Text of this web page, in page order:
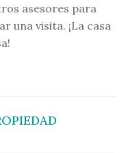
asesores para
una visita. ¡La casa